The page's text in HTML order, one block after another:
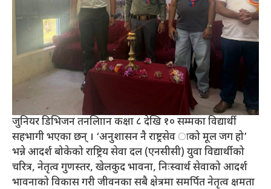
जुनियर डिभिजन तनलिाान कक्षा ८ देखि १० सम्मका विद्यार्थी
सहभागी भएका छन् । ‘अनुशासन नै राष्ट्रसेव ाको मूल जग हो’
भन्ने आदर्श बोकेको राष्ट्रिय सेवा दल (एनसीसी) युवा विद्यार्थीको
चरित्र, नेतृत्व गुणस्तर, खेलकुद भावना, निःस्वार्थ सेवाको आदर्श
भावनाको विकास गरी जीवनका सबै क्षेत्रमा समर्पित नेतृत्व क्षमता